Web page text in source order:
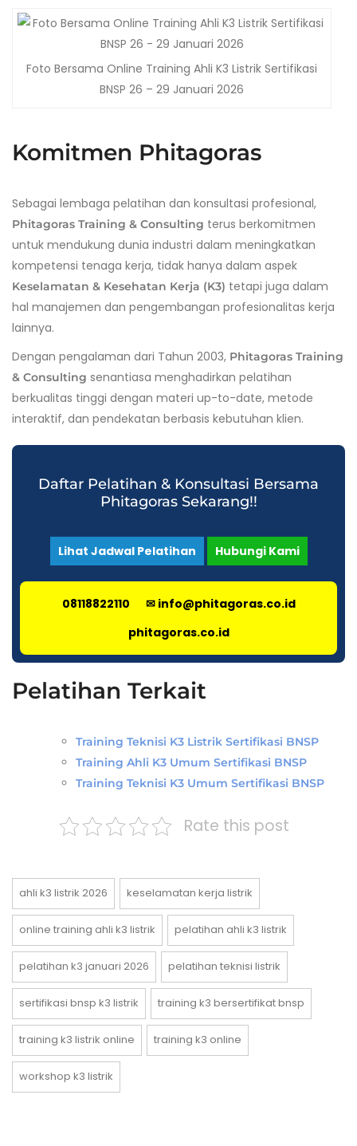
Foto Bersama Online Training Ahli K3 Listrik Sertifikasi
BNSP 26 – 29 Januari 2026
Komitmen Phitagoras
Sebagai lembaga pelatihan dan konsultasi profesional,
Phitagoras Training & Consulting terus berkomitmen
untuk mendukung dunia industri dalam meningkatkan
kompetensi tenaga kerja, tidak hanya dalam aspek
Keselamatan & Kesehatan Kerja (K3) tetapi juga dalam
hal manajemen dan pengembangan profesionalitas kerja
lainnya.
Dengan pengalaman dari Tahun 2003, Phitagoras Training
& Consulting senantiasa menghadirkan pelatihan
berkualitas tinggi dengan materi up-to-date, metode
interaktif, dan pendekatan berbasis kebutuhan klien.
Daftar Pelatihan & Konsultasi Bersama
Phitagoras Sekarang!!
Lihat Jadwal Pelatihan Hubungi Kami
08118822110
✉ info@phitagoras.co.id
phitagoras.co.id
Pelatihan Terkait
Training Teknisi K3 Listrik Sertifikasi BNSP
Training Ahli K3 Umum Sertifikasi BNSP
Training Teknisi K3 Umum Sertifikasi BNSP
Rate this post
ahli k3 listrik 2026 keselamatan kerja listrik
online training ahli k3 listrik pelatihan ahli k3 listrik
pelatihan k3 januari 2026 pelatihan teknisi listrik
sertifikasi bnsp k3 listrik training k3 bersertifikat bnsp
training k3 listrik online training k3 online
workshop k3 listrik